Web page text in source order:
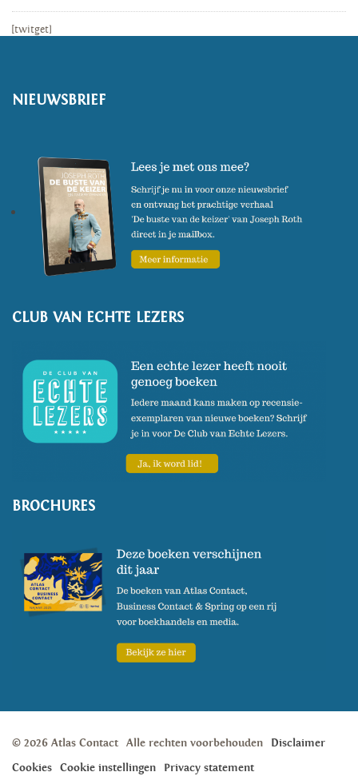
[twitget]
NIEUWSBRIEF
CLUB VAN ECHTE LEZERS
BROCHURES
© 2026 Atlas Contact Alle rechten voorbehouden
Disclaimer
Cookies
Cookie instellingen Privacy statement